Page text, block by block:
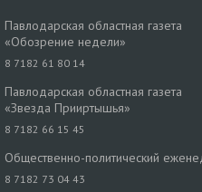
Павлодарская областная газета
«Обозрение недели»
8 7182 61 80 14
Павлодарская областная газета
«Звезда Прииртышья»
8 7182 66 15 45
Общественно-политический
8 7182 73 04 43